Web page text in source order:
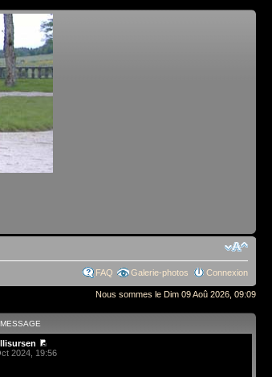
FAQ Galerie-photos Connexion
Nous sommes le Dim 09 Aoû 2026, 09:09
2024, 19:56